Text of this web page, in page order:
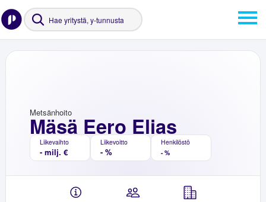
Mäsä Eero Elias
Metsänhoito
Liikevaihto
- milj. €
Liikevoitto
- %
Henkilöstö
- %